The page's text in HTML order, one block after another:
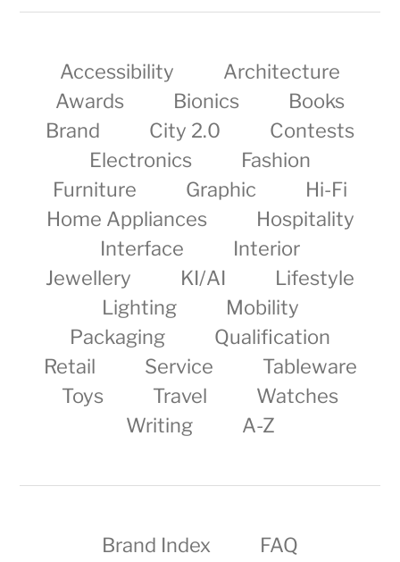
Accessibility
Architecture
Awards
Bionics
Books
Brand
City 2.0
Contests
Electronics
Fashion
Furniture
Graphic
Hi-Fi
Home Appliances
Hospitality
Interface
Interior
Jewellery
KI/AI
Lifestyle
Lighting
Mobility
Packaging
Qualification
Retail
Service
Tableware
Toys
Travel
Watches
Writing
A-Z
Brand Index
FAQ